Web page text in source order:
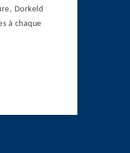
Dorkeld
à chaque